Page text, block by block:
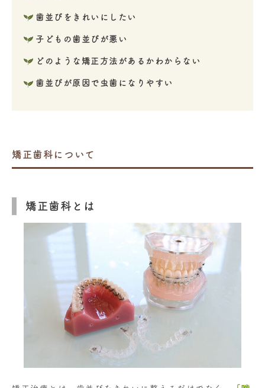
歯並びをきれいにしたい
子どもの歯並びが悪い
どのような矯正方法があるかわからない
歯並びが原因で虫歯になりやすい
矯正歯科について
矯正歯科とは